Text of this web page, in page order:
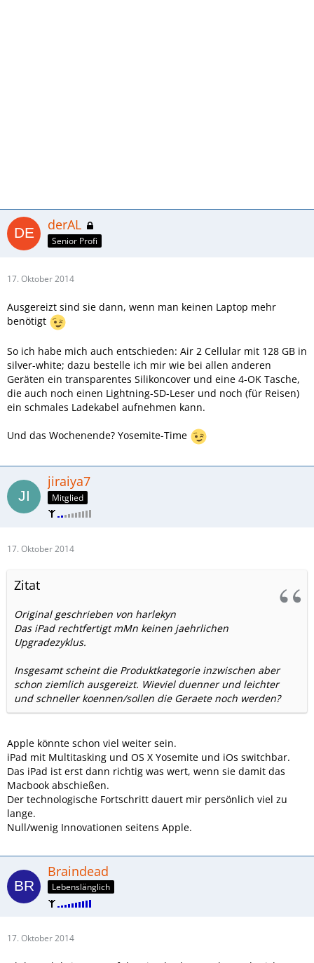
derAL
Senior Profi
17. Oktober 2014
Ausgereizt sind sie dann, wenn man keinen Laptop mehr
benötigt
So ich habe mich auch entschieden: Air 2 Cellular mit 128 GB in
silver-white; dazu bestelle ich mir wie bei allen anderen
Geräten ein transparentes Silikoncover und eine 4-OK Tasche,
die auch noch einen Lightning-SD-Leser und noch (für Reisen)
ein schmales Ladekabel aufnehmen kann.
Und das Wochenende? Yosemite-Time
jiraiya7
Mitglied
17. Oktober 2014
Zitat
Original geschrieben von harlekyn
Das iPad rechtfertigt mMn keinen jaehrlichen
Upgradezyklus.
Insgesamt scheint die Produktkategorie inzwischen aber
schon ziemlich ausgereizt. Wieviel duenner und leichter
und schneller koennen/sollen die Geraete noch werden?
Apple könnte schon viel weiter sein.
iPad mit Multitasking und OS X Yosemite und iOs switchbar.
Das iPad ist erst dann richtig was wert, wenn sie damit das
Macbook abschießen.
Der technologische Fortschritt dauert mir persönlich viel zu
lange.
Null/wenig Innovationen seitens Apple.
Braindead
Lebenslänglich
17. Oktober 2014